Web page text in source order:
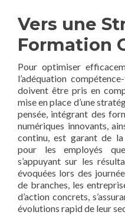
Vers une
Formation
Pour optimiser
l’adéquation
doivent être pris en
mise en place d’une
pensée, intégrant des
numériques innovants,
continu, est garant de
pour les employés
s’appuyant sur les
évoquées lors des
de branches, les
d’action concrets,
évolutions rapid de leur